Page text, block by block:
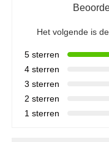
Het volgende is
5 sterren
4 sterren
3 sterren
2 sterren
1 sterren